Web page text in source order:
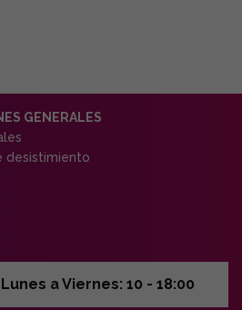
GENERALES
desistimiento
a Viernes: 10 - 18:00